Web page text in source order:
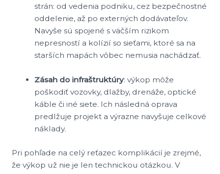
strán: od vedenia podniku, cez bezpečnostné
oddelenie, až po externých dodávateľov.
Navyše sú spojené s väčším rizikom
nepresností a kolízií so sieťami, ktoré sa na
starších mapách vôbec nemusia nachádzať.
Zásah do infraštruktúry: výkop môže
poškodiť vozovky, dlažby, drenáže, optické
káble či iné siete. Ich následná oprava
predlžuje projekt a výrazne navyšuje celkové
náklady.
Pri pohľade na celý reťazec komplikácií je zrejmé,
že výkop už nie je len technickou otázkou. V